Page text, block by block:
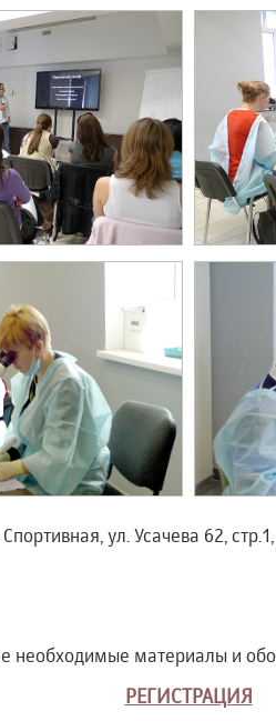
ул. Усачева 62,
необходимые материалы и
РЕГИСТРАЦИЯ